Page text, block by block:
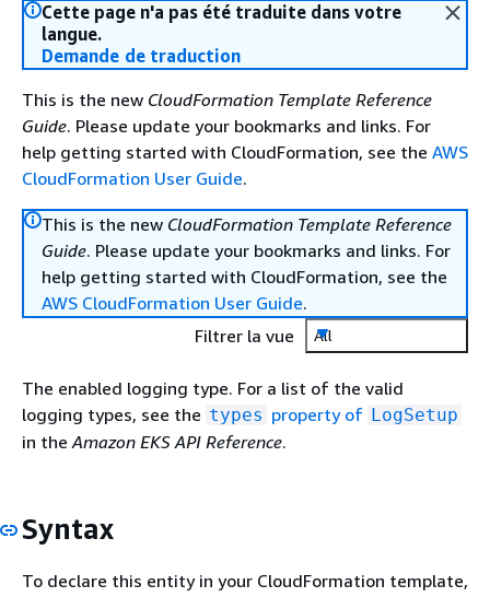
Cette page n'a pas été traduite dans votre
langue.
Demande de traduction
This is the new CloudFormation Template Reference
Guide. Please update your bookmarks and links. For
help getting started with CloudFormation, see the AWS
CloudFormation User Guide.
This is the new CloudFormation Template Reference
Guide. Please update your bookmarks and links. For
help getting started with CloudFormation, see the
AWS CloudFormation User Guide.
Filtrer la vue
All
The enabled logging type. For a list of the valid
logging types, see the types property of LogSetup
in theAmazon EKS API Reference.
Syntax
To declare this entity in your CloudFormation template,